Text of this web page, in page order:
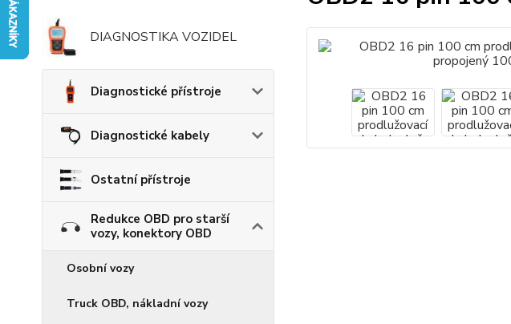
DIAGNOSTIKA VOZIDEL
Diagnostické přístroje
Diagnostické kabely
Ostatní přístroje
Redukce OBD pro starší
vozy, konektory OBD
Osobní vozy
Truck OBD, nákladní vozy